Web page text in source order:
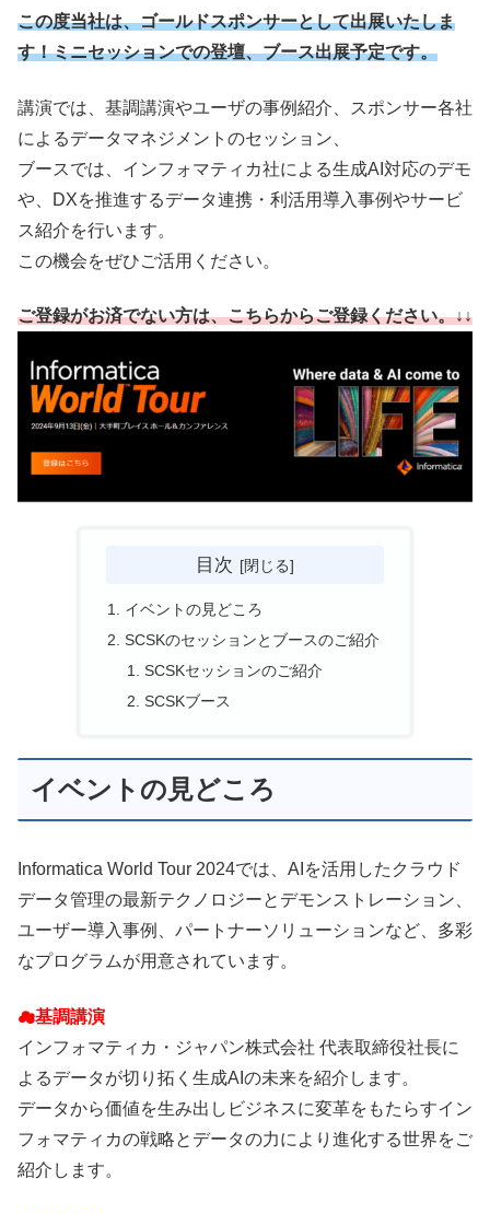
この度当社は、ゴールドスポンサーとして出展いたしま
す！ミニセッションでの登壇、ブース出展予定です。
講演では、基調講演やユーザの事例紹介、スポンサー各社
によるデータマネジメントのセッション、
ブースでは、インフォマティカ社による生成AI対応のデモ
や、DXを推進するデータ連携・利活用導入事例やサービ
ス紹介を行います。
この機会をぜひご活用ください。
ご登録がお済でない方は、こちらからご登録ください。↓↓
目次
イベントの見どころ
SCSKのセッションとブースのご紹介
SCSKセッションのご紹介
SCSKブース
イベントの見どころ
Informatica World Tour 2024では、AIを活用したクラウド
データ管理の最新テクノロジーとデモンストレーション、
ユーザー導入事例、パートナーソリューションなど、多彩
なプログラムが用意されています。
☁基調講演
インフォマティカ・ジャパン株式会社 代表取締役社長に
よるデータが切り拓く生成AIの未来を紹介します。
データから価値を生み出しビジネスに変革をもたらすイン
フォマティカの戦略とデータの力により進化する世界をご
紹介します。